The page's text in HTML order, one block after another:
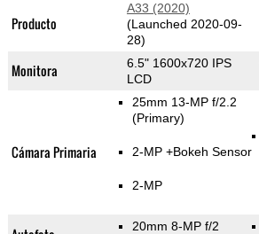
Producto
A33 (2020)
(Launched 2020-09-
28)
Monitora
6.5" 1600x720 IPS
LCD
Cámara Primaria
25mm 13-MP f/2.2
(Primary)
2-MP +Bokeh Sensor
2-MP
20mm 8-MP f/2